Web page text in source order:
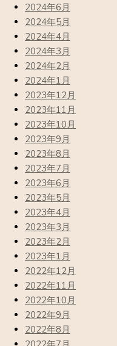
2024年6月
2024年5月
2024年4月
2024年3月
2024年2月
2024年1月
2023年12月
2023年11月
2023年10月
2023年9月
2023年8月
2023年7月
2023年6月
2023年5月
2023年4月
2023年3月
2023年2月
2023年1月
2022年12月
2022年11月
2022年10月
2022年9月
2022年8月